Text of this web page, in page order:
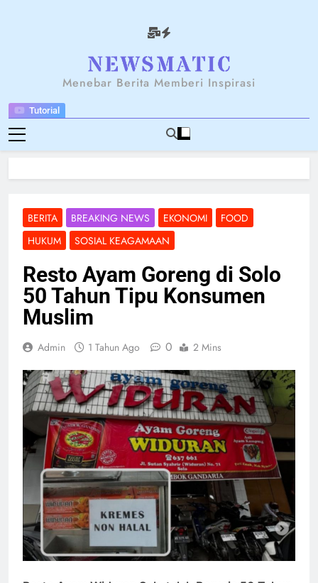
Tutorial
NEWSANTARA
Menebar Berita Memberi Inspirasi
BERITA BREAKING NEWS EKONOMI
FOOD
HUKUM
SOSIAL KEAGAMAAN
Resto Ayam Goreng di Solo
50 Tahun Tipu Konsumen
Muslim
Admin 1 Tahun Ago 0 2 Mins